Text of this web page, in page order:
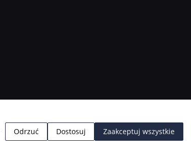
Odrzuć Dostosuj
Zaakceptuj wszystkie